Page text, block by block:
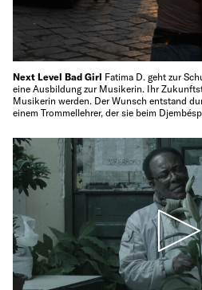
Next Level Bad Girl Fatima D. geht zur
eine Ausbildung zur Musikerin. Ihr
Musikerin werden. Der Wunsch entstand
einem Trommellehrer, der sie beim